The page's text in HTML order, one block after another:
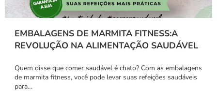
EMBALAGENS DE MARMITA FITNESS:A
REVOLUÇÃO NA ALIMENTAÇÃO SAUDÁVEL
Quem disse que comer saudável é chato? Com as embalagens
de marmita fitness, você pode levar suas refeições saudáveis
para…